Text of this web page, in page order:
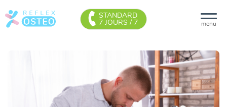
menu
STANDARD
7 JOURS / 7